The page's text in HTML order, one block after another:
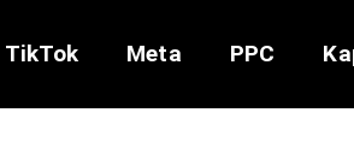
TikTok Meta PPC